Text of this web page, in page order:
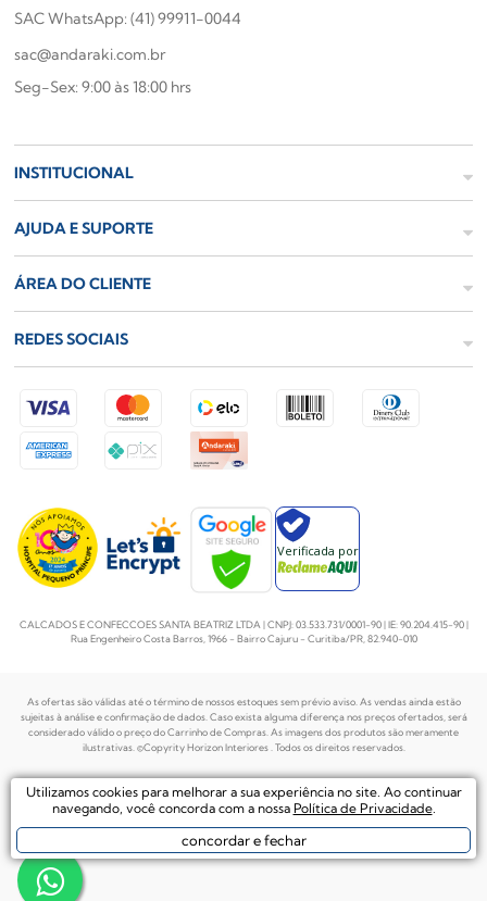
SAC WhatsApp: (41) 99911-0044
sac@andaraki.com.br
Seg-Sex: 9:00 às 18:00 hrs
INSTITUCIONAL
AJUDA E SUPORTE
ÁREA DO CLIENTE
REDES SOCIAIS
Verificada por
CALCADOS E CONFECCOES SANTA BEATRIZ LTDA | CNPJ: 03.533.731/0001-90 | IE: 90.204.415-90 |
Rua Engenheiro Costa Barros, 1966 - Bairro Cajuru - Curitiba/PR, 82.940-010
As ofertas são válidas até o término de nossos estoques sem prévio aviso. As vendas ainda estão
sujeitas à análise e confirmação de dados. Caso exista alguma diferença nos preçosofertados, será
considerado válido o preço do Carrinho de Compras. As imagens dos produtos são meramente
ilustrativas. ©Copyrity Horizon Interiores . Todos os direitos reservados.
Desenvolvido por Plataforma de
Ecommerce by
Utilizamos cookies para melhorar a sua experiência no site. Ao continuar
navegando, você concorda com a nossa Política de Privacidade.
concordar e fechar